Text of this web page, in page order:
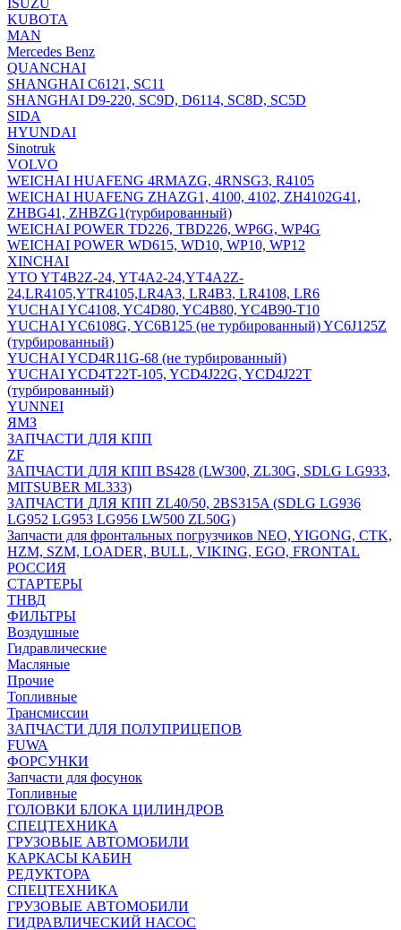
ISUZU
KUBOTA
MAN
Mercedes Benz
QUANCHAI
SHANGHAI C6121, SC11
SHANGHAI D9-220, SC9D, D6114, SC8D, SC5D
SIDA
HYUNDAI
Sinotruk
VOLVO
WEICHAI HUAFENG 4RMAZG, 4RNSG3, R4105
WEICHAI HUAFENG ZHAZG1, 4100, 4102, ZH4102G41,
ZHBG41, ZHBZG1(турбированный)
WEICHAI POWER TD226, TBD226, WP6G, WP4G
WEICHAI POWER WD615, WD10, WP10, WP12
XINCHAI
YTO YT4B2Z-24, YT4A2-24,YT4A2Z-
24,LR4105,YTR4105,LR4A3, LR4B3, LR4108, LR6
YUCHAI YC4108, YC4D80, YC4B80, YC4B90-T10
YUCHAI YC6108G, YC6B125 (не турбированный) YC6J125Z
(турбированный)
YUCHAI YCD4R11G-68 (не турбированный)
YUCHAI YCD4T22T-105, YCD4J22G, YCD4J22T
(турбированный)
YUNNEI
ЯМЗ
ЗАПЧАСТИ ДЛЯ КПП
ZF
ЗАПЧАСТИ ДЛЯ КПП BS428 (LW300, ZL30G, SDLG LG933,
MITSUBER ML333)
ЗАПЧАСТИ ДЛЯ КПП ZL40/50, 2BS315A (SDLG LG936
LG952 LG953 LG956 LW500 ZL50G)
Запчасти для фронтальных погрузчиков NEO, YIGONG, CTK,
HZM, SZM, LOADER, BULL, VIKING, EGO, FRONTAL
РОССИЯ
СТАРТЕРЫ
ТНВД
ФИЛЬТРЫ
Воздушные
Гидравлические
Масляные
Прочие
Топливные
Трансмиссии
ЗАПЧАСТИ ДЛЯ ПОЛУПРИЦЕПОВ
FUWA
ФОРСУНКИ
Запчасти для фосунок
Топливные
ГОЛОВКИ БЛОКА ЦИЛИНДРОВ
СПЕЦТЕХНИКА
ГРУЗОВЫЕ АВТОМОБИЛИ
КАРКАСЫ КАБИН
РЕДУКТОРА
СПЕЦТЕХНИКА
ГРУЗОВЫЕ АВТОМОБИЛИ
ГИДРАВЛИЧЕСКИЙ НАСОС